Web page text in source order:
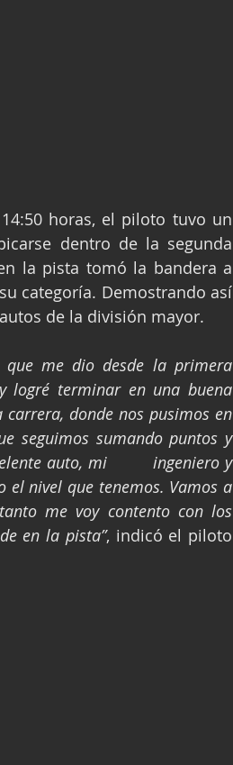
horas, el piloto tuvo un
dentro de la segunda
la pista tomó la bandera a
categoría. Demostrando así
de la división mayor.
que me dio desde la primera
logré terminar en una buena
donde nos pusimos en
seguimos sumando puntos y
auto, mi         ingeniero y
el nivel que tenemos. Vamos a
me voy contento con los
en la pista”, indicó el piloto